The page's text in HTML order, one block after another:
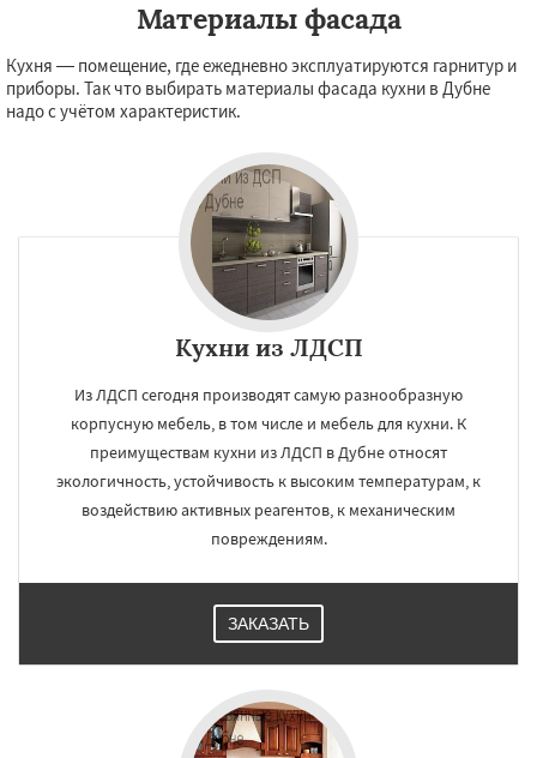
Материалы фасада
Кухня — помещение, где ежедневно эксплуатируются гарнитур и
приборы. Так что выбирать материалы фасада кухни в Дубне
надо с учётом характеристик.
Кухни из ЛДСП
Из ЛДСП сегодня производят самую разнообразную
корпусную мебель, в том числе и мебель для кухни. К
преимуществам кухни из ЛДСП в Дубне относят
экологичность, устойчивость к высоким температурам, к
воздействию активных реагентов, к механическим
повреждениям.
ЗАКАЗАТЬ